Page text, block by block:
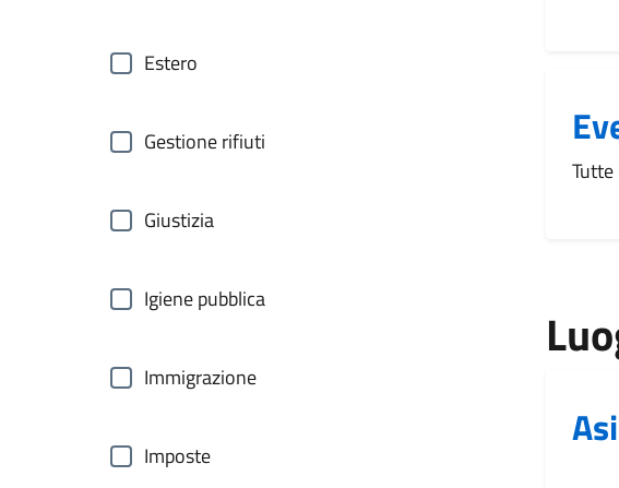
Estero
Gestione rifiuti
Giustizia
Igiene pubblica
Immigrazione
Imposte